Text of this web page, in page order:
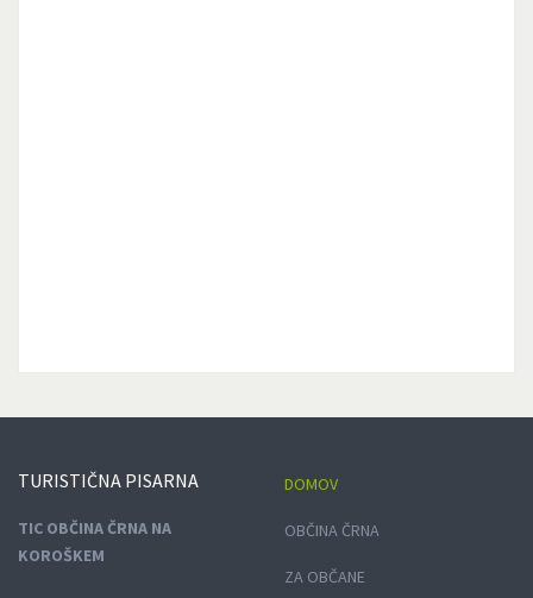
TURISTIČNA PISARNA
TIC OBČINA ČRNA NA
KOROŠKEM
DOMOV
OBČINA ČRNA
ZA OBČANE